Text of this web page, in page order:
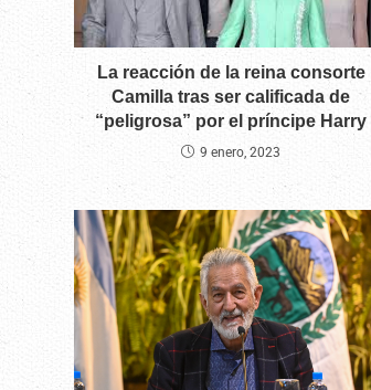
La reacción de la reina consorte
Camilla tras ser calificada de
“peligrosa” por el príncipe Harry
9 enero, 2023